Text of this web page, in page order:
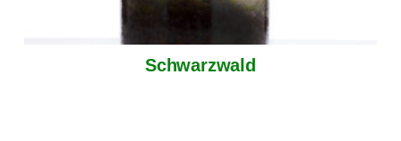
Schwarzwald